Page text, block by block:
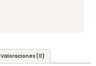
Valoraciones (0)